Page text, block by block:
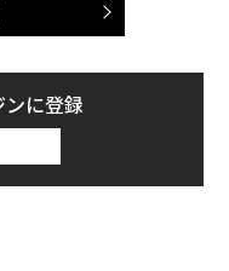
に登録